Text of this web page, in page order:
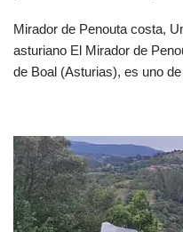
Mirador de Penouta costa,
asturiano El Mirador de
de Boal (Asturias), es uno